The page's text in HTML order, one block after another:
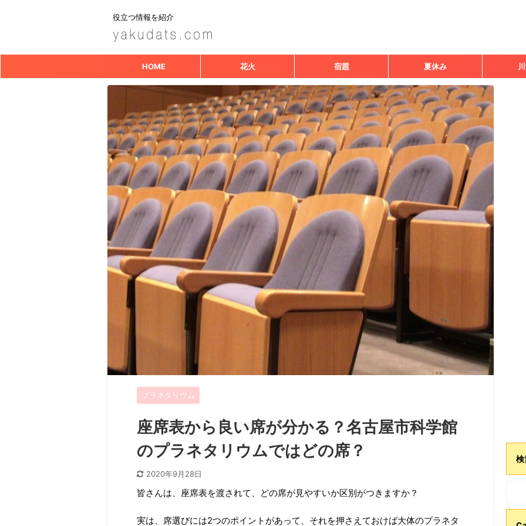
役立つ情報を紹介
HOME 花火 宿題 夏休み
プラネタリウム
座席表から良い席が分かる？名古屋市科学館
のプラネタリウムではどの席？
2020年9月28日
皆さんは、座席表を渡されて、どの席が見やすいか区別がつきますか？
実は、席選びには2つのポイントがあって、それを押さえておけば大体のプラネタ
検